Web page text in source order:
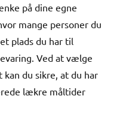
på dine egne
mange personer du
plads du har til
Ved at vælge
du sikre, at du har
lækre måltider